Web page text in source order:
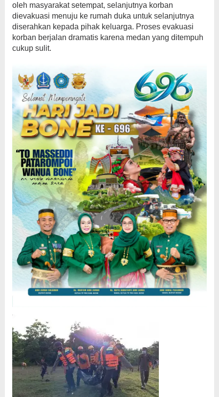
oleh masyarakat setempat, selanjutnya korban
dievakuasi menuju ke rumah duka untuk selanjutnya
diserahkan kepada pihak keluarga. Proses evakuasi
korban berjalan dramatis karena medan yang ditempuh
cukup sulit.